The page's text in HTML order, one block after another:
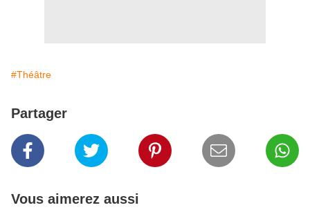
#Théâtre
Partager
Vous aimerez aussi